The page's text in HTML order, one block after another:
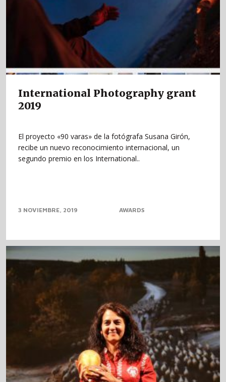
International Photography grant
2019
El proyecto «90 varas» de la fotógrafa Susana Girón,
recibe un nuevo reconocimiento internacional, un
segundo premio en los International..
3 NOVIEMBRE, 2019 AWARDS